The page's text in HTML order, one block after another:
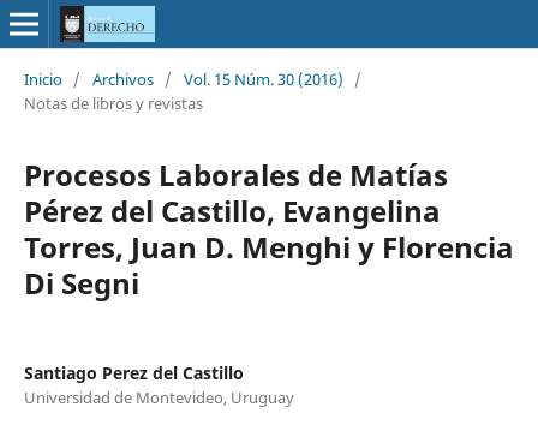
Inicio / Archivos / Vol. 15 Núm. 30 (2016)
/
Notas de libros y revistas
Procesos Laborales de Matías
Pérez del Castillo, Evangelina
Torres, Juan D. Menghi y Florencia
Di Segni
Santiago Perez del Castillo
Universidad de Montevideo, Uruguay